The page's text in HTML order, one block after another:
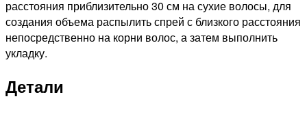
расстояния приблизительно 30 см на сухие волосы, для
создания объема распылить спрей с близкого расстояния
непосредственно на корни волос, а затем выполнить
укладку.
Детали